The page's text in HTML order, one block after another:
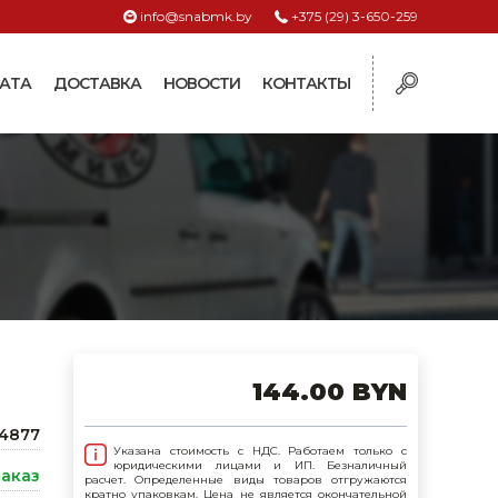
+375 (29) 3-650-259
info@snabmk.by
ДОСТАВКА НОВОСТИ КОНТАКТЫ
и
для птиц
144.00 BYN
Указана стоимость с НДС. Работаем только с
юридическими лицами и ИП. Безналичный
расчет. Определенные виды товаров отгружаются
кратно упаковкам. Цена не является окончательной